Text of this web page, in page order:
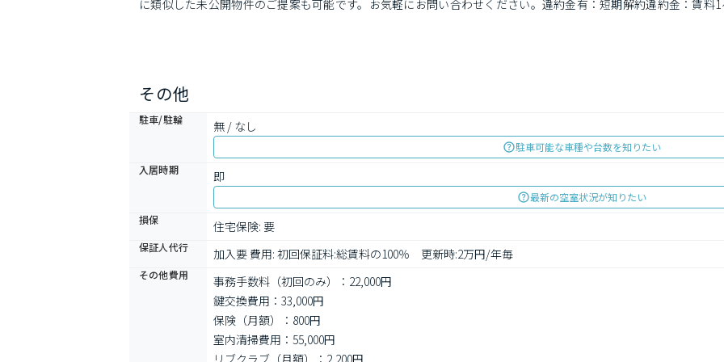
に類似した未公開物件のご提案も可能です。お気軽にお問い合わせください。違約金有：短期解約違約金：賃料1
その他
駐車/駐輪 無 / なし
駐車可能な車種や台数を知りたい
入居時期
即
最新の空室状況が知りたい
損保
住宅保険: 要
保証人代行 加入要 費用: 初回保証料:総賃料の100％　更新時:2万円/年毎
その他費用
事務手数料（初回のみ）：22,000円
鍵交換費用：33,000円
保険（月額）：800円
室内清掃費用：55,000円
リブクラブ（月額）：2,200円